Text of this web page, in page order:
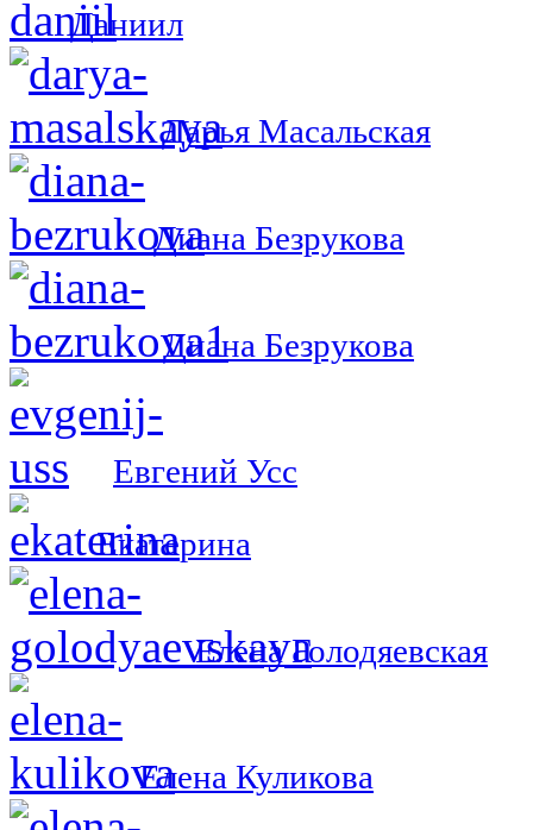
Даниил
Дарья Масальская
Диана Безрукова
Диана Безрукова
Евгений Усс
Екатерина
Елена Голодяевская
Елена Куликова